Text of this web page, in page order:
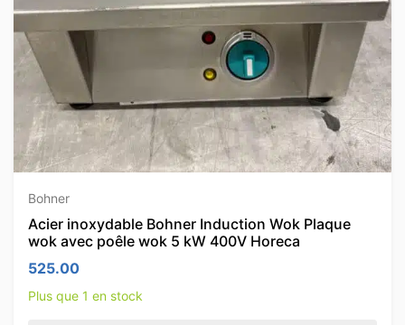
Bohner
Acier inoxydable Bohner Induction Wok Plaque
wok avec poêle wok 5 kW 400V Horeca
525.00
Plus que 1 en stock